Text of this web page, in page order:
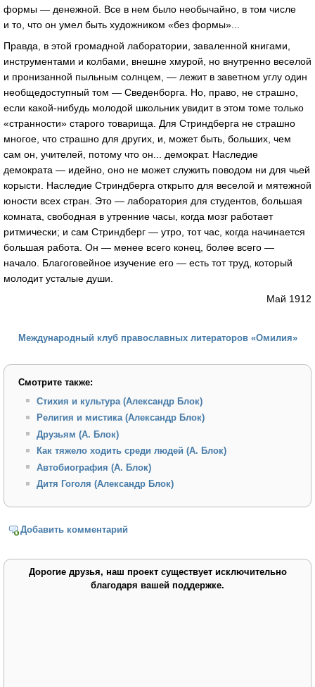
формы — денежной. Все в нем было необычайно, в том числе
и то, что он умел быть художником «без формы»...
Правда, в этой громадной лаборатории, заваленной книгами,
инструментами и колбами, внешне хмурой, но внутренно веселой
и пронизанной пыльным солнцем, — лежит в заветном углу один
необщедоступный том — Сведенборга. Но, право, не страшно,
если какой-нибудь молодой школьник увидит в этом томе только
«странности» старого товарища. Для Стриндберга не страшно
многое, что страшно для других, и, может быть, больших, чем
сам он, учителей, потому что он... демократ. Наследие
демократа — идейно, оно не может служить поводом ни для чьей
корысти. Наследие Стриндберга открыто для веселой и мятежной
юности всех стран. Это — лаборатория для студентов, большая
комната, свободная в утренние часы, когда мозг работает
ритмически; и сам Стриндберг — утро, тот час, когда начинается
большая работа. Он — менее всего конец, более всего —
начало. Благоговейное изучение его — есть тот труд, который
молодит усталые души.
Май 1912
Международный клуб православных литераторов «Омилия»
Смотрите также:
Стихия и культура (Александр Блок)
Религия и мистика (Александр Блок)
Друзьям (А. Блок)
Как тяжело ходить среди людей (А. Блок)
Автобиография (А. Блок)
Дитя Гоголя (Александр Блок)
Добавить комментарий
Дорогие друзья, наш проект существует исключительно
благодаря вашей поддержке.